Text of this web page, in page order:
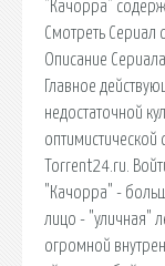
"Качорра"
Смотреть Сериал
Описание
Главное
недостаточной
оптимистической
Torrent24.ru.
"Качорра" -
лицо - "уличная"
огромной